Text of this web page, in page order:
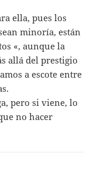
ella, pues los
minoría, están
«, aunque la
allá del prestigio
a escote entre
pero si viene, lo
no hacer